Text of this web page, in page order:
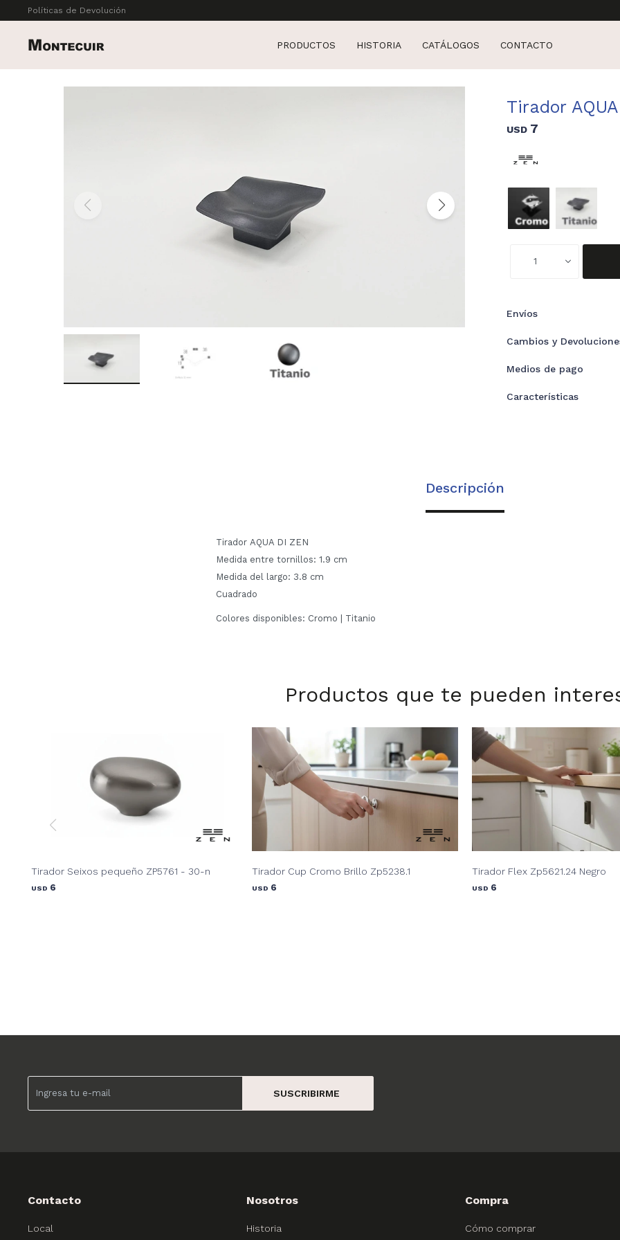
PRODUCTOS HISTORIA CATÁLOGOS CONTACTO
Políticas de Devolución
Tirador
USD 7
1
Envíos
Cambios y
Medios de pago
Características
Descripción
Tirador AQUA DI ZEN
Medida entre tornillos: 1.9 cm
Medida del largo: 3.8 cm
Cuadrado
Colores disponibles: Cromo | Titanio
Productos que te pueden
Tirador Seixos pequeño ZP5761 - 30-n
USD 6
Tirador Cup Cromo Brillo Zp5238.1
USD 6
Tirador Flex Zp5621.24 Negro
USD 6
SUSCRIBIRME
Contacto
Local
Nosotros
Historia
Compra
Cómo comprar